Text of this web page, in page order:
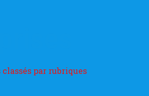
par rubriques